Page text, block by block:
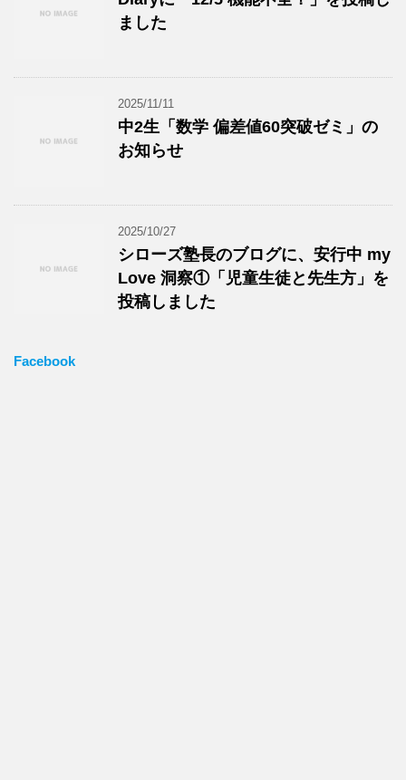
ました
2025/11/11
中2生「数学 偏差値60突破ゼミ」の
お知らせ
2025/10/27
シローズ塾長のブログに、安行中 my
Love 洞察①「児童生徒と先生方」を
投稿しました
Facebook